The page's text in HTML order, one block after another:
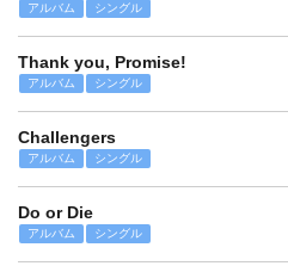
アルバム シングル
Thank you, Promise!
アルバム シングル
Challengers
アルバム シングル
Do or Die
アルバム シングル